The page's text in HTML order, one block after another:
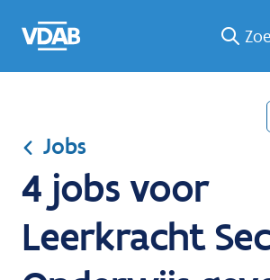
naar
een
een
job
naar
Jobs
4 jobs voor
Leerkracht